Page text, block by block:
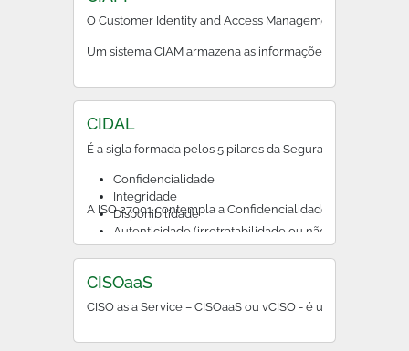
O Customer Identity and Access Management (CIAM),
Um sistema CIAM armazena as informações de
CIDAL
É a sigla formada pelos 5 pilares da Segurança da
Confidencialidade
Integridade
Disponibilidade
Autenticidade (irretratabilidade ou não repudio)
Legalidade
A ISO 27001 contempla a Confidencialidade, a
CISOaaS
CISO as a Service –